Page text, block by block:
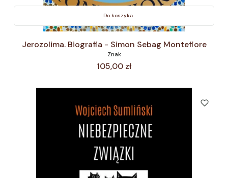
Do koszyka
Jerozolima. Biografia - Simon Sebag Montefiore
Znak
Cena
105,00 zł